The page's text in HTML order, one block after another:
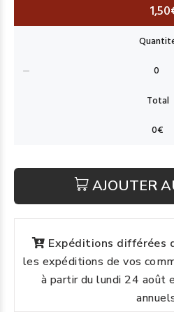
AJOUTER
Expéditions différées
les expéditions de vos
à partir du lundi 24 août